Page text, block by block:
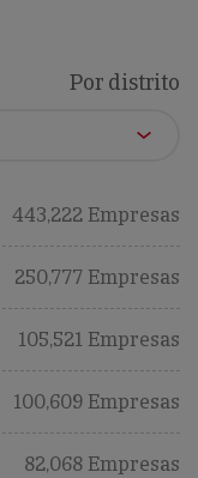
Por distrito
443,222 Empresas
250,777 Empresas
105,521 Empresas
100,609 Empresas
82,068 Empresas